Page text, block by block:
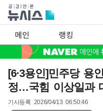
메인 랭킹
[6·3용인]민주당 용
정…국힘 이상일과
기사등록 2026/04/13 06:50:46